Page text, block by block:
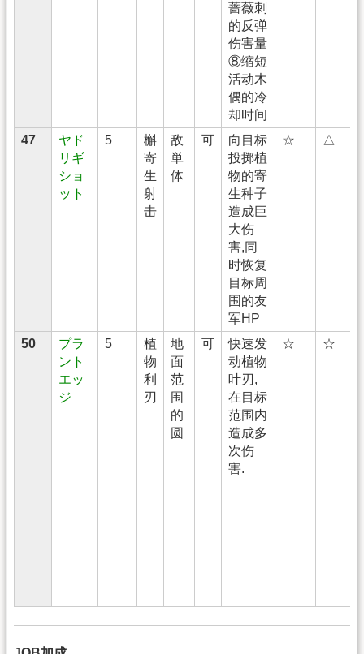
蔷薇刺
的反弹
伤害量
⑧缩短
活动木
偶的冷
却时间
47
ヤド
リギ
ショ
ット
5
槲
寄
生
射
击
敌
単
体
可
向目标
投掷植
物的寄
生种子
造成巨
大伤
害,同
时恢复
目标周
围的友
军HP
☆ △
50
プラ
ント
エッ
ジ
5
植
物
利
刃
地
面
范
围
的
圆
可
快速发
动植物
叶刃,
在目标
范围内
造成多
次伤
害.
☆ ☆